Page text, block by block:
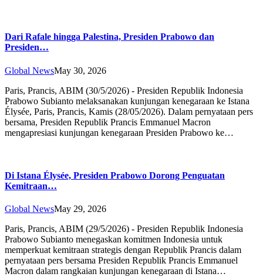
Dari Rafale hingga Palestina, Presiden Prabowo dan
Presiden…
Global NewsMay 30, 2026
Paris, Prancis, ABIM (30/5/2026) - Presiden Republik Indonesia
Prabowo Subianto melaksanakan kunjungan kenegaraan ke Istana
Élysée, Paris, Prancis, Kamis (28/05/2026). Dalam pernyataan pers
bersama, Presiden Republik Prancis Emmanuel Macron
mengapresiasi kunjungan kenegaraan Presiden Prabowo ke…
Di Istana Élysée, Presiden Prabowo Dorong Penguatan
Kemitraan…
Global NewsMay 29, 2026
Paris, Prancis, ABIM (29/5/2026) - Presiden Republik Indonesia
Prabowo Subianto menegaskan komitmen Indonesia untuk
memperkuat kemitraan strategis dengan Republik Prancis dalam
pernyataan pers bersama Presiden Republik Prancis Emmanuel
Macron dalam rangkaian kunjungan kenegaraan di Istana…